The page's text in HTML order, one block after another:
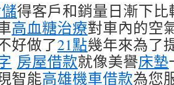
得客戶和銷量日漸下比
高血糖治療對車內的空
好做了21點幾年來為了
房屋借款就像美譽床墊
智能高雄機車借款為您